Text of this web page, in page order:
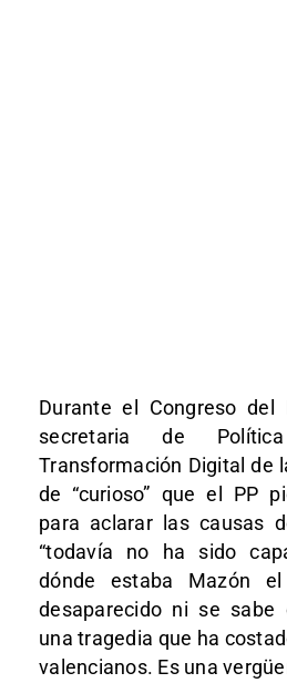
Durante el Congreso del
secretaria de
Transformación Digital de
de “curioso” que el PP
para aclarar las causas
“todavía no ha sido
dónde estaba Mazón
desaparecido ni se sabe
una tragedia que ha
valencianos. Es una